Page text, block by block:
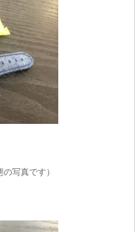
写真です）